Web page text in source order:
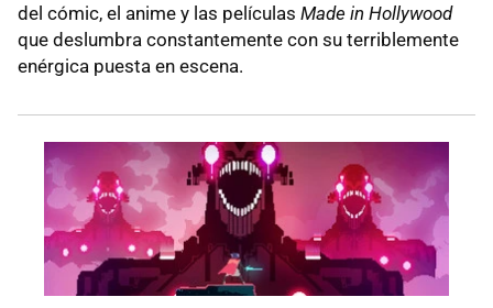
del cómic, el anime y las películas Made in Hollywood
que deslumbra constantemente con su terriblemente
enérgica puesta en escena.